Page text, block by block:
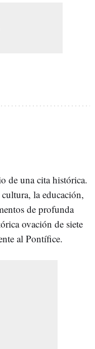
de una cita histórica.
la educación,
de profunda
ovación de siete
al Pontífice.